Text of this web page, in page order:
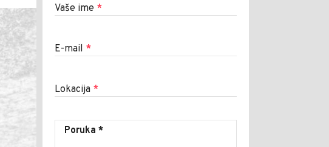
Vaše ime *
E-mail *
Lokacija *